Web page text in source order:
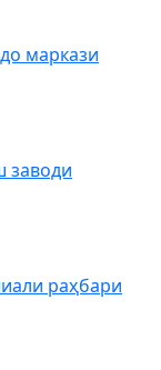
маркази
заводи
раҳбари